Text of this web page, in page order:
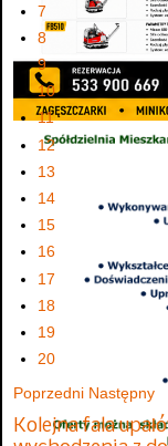
7
8
9
10
11
12
13
14
15
16
17
18
19
20
Poprzedni Następny
Kolejna fala